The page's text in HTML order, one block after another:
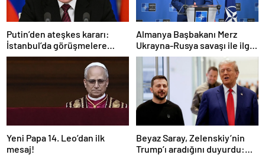
Putin’den ateşkes kararı:
İstanbul’da görüşmelere
başlamayı öneriyoruz
Almanya Başbakanı Merz
Ukrayna-Rusya savaşı ile ilgili
konuştu: “Top Moskova’nın
sahasında”
Yeni Papa 14. Leo’dan ilk
mesaj!
Beyaz Saray, Zelenskiy’nin
Trump’ı aradığını duyurdu: